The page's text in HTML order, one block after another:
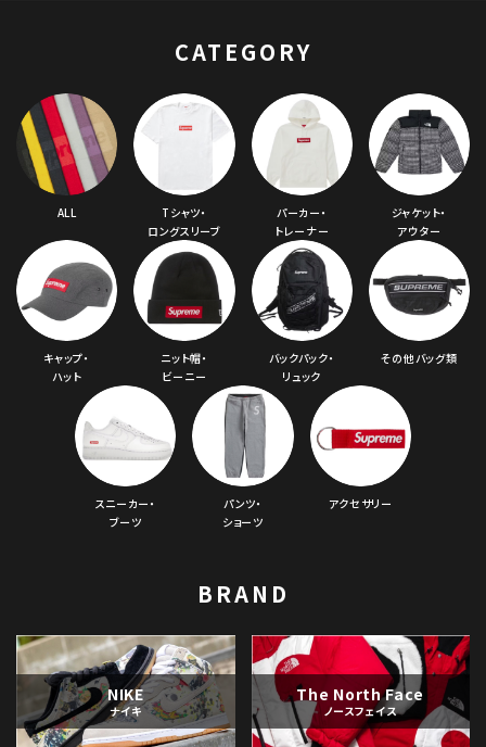
CATEGORY
ALL
Tシャツ・
ロングスリーブ
パーカー・
トレーナー
ジャケット・
アウター
キャップ・
ハット
ニット帽・
ビーニー
バックパック・
リュック
その他バッグ類
スニーカー・
ブーツ
パンツ・
ショーツ
アクセサリー
BRAND
NIKE
ナイキ
The North Face
ノースフェイス